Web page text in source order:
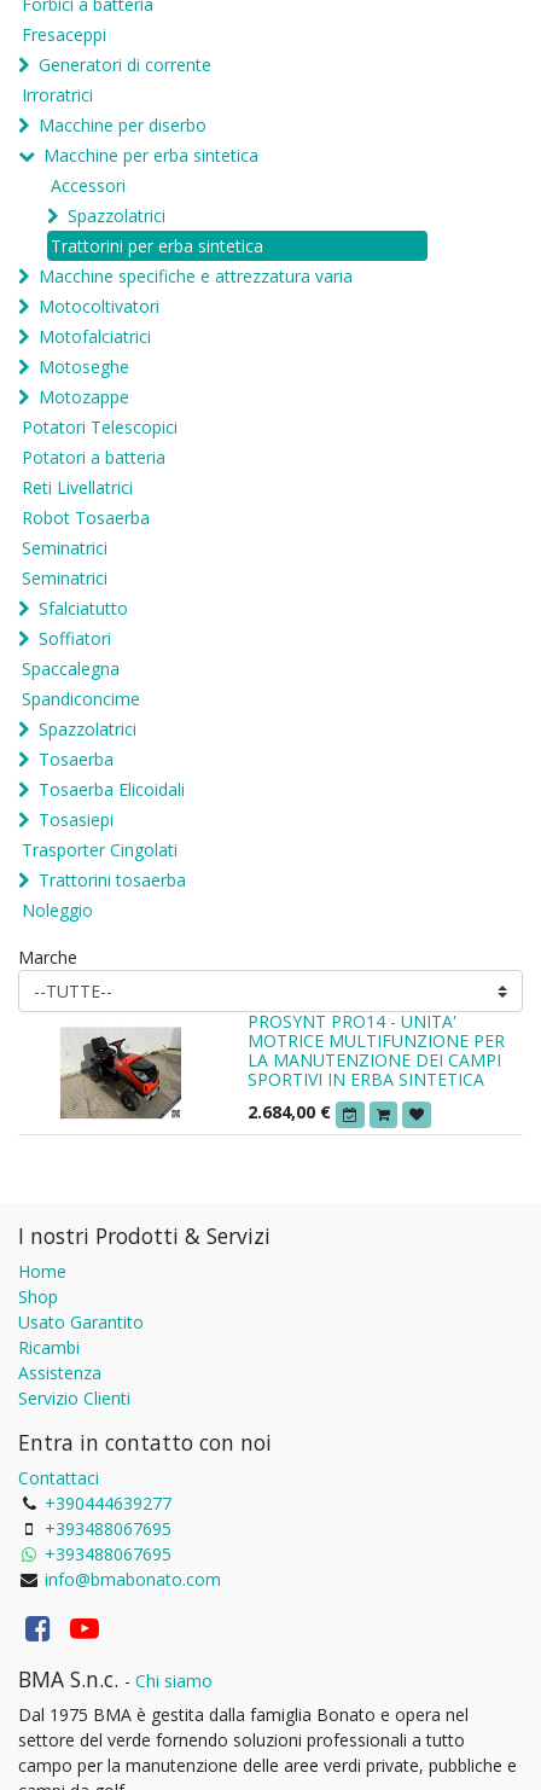
Forbici a batteria
Fresaceppi
Generatori di corrente
Irroratrici
Macchine per diserbo
Macchine per erba sintetica
Accessori
Spazzolatrici
Trattorini per erba sintetica
Macchine specifiche e attrezzatura varia
Motocoltivatori
Motofalciatrici
Motoseghe
Motozappe
Potatori Telescopici
Potatori a batteria
Reti Livellatrici
Robot Tosaerba
Seminatrici
Seminatrici
Sfalciatutto
Soffiatori
Spaccalegna
Spandiconcime
Spazzolatrici
Tosaerba
Tosaerba Elicoidali
Tosasiepi
Trasporter Cingolati
Trattorini tosaerba
Noleggio
Marche
PROSYNT PRO14 - UNITA'
MOTRICE MULTIFUNZIONE PER
LA MANUTENZIONE DEI CAMPI
SPORTIVI IN ERBA SINTETICA
2.684,00 €
I nostri Prodotti & Servizi
Home
Shop
Usato Garantito
Ricambi
Assistenza
Servizio Clienti
Entra in contatto con noi
Contattaci
+390444639277
+393488067695
+393488067695
info@bmabonato.com
BMA S.n.c. - Chi siamo
Dal 1975 BMA è gestita dalla famiglia Bonato e opera nel
settore del verde fornendo soluzioni professionali a tutto
campo per la manutenzione delle aree verdi private, pubbliche e